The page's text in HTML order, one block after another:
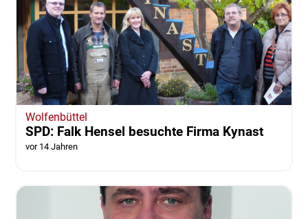
Wolfenbüttel
SPD: Falk Hensel besuchte Firma Kynast
vor 14 Jahren